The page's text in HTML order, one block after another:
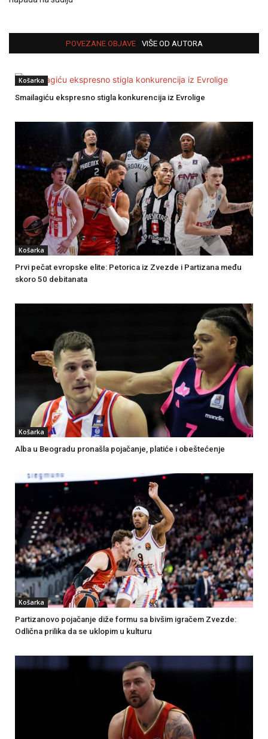
POVEZANE OBJAVE VIŠE OD AUTORA
Košarka
Smailagiću ekspresno stigla konkurencija iz Evrolige
Košarka
Prvi pečat evropske elite: Petorica iz Zvezde i Partizana među
skoro 50 debitanata
Košarka
Alba u Beogradu pronašla pojačanje, platiće i obeštećenje
Košarka
Partizanovo pojačanje diže formu sa bivšim igračem Zvezde:
Odlična prilika da se uklopim u kulturu